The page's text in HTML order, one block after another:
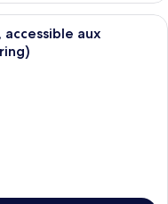
d’hôtel avec un
aux